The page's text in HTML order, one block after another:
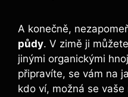
A konečně,
půdy. V ‍zimě ⁢ji
jinými organickými
⁤připravíte, se⁤ vám ⁤na
kdo ví, možná se